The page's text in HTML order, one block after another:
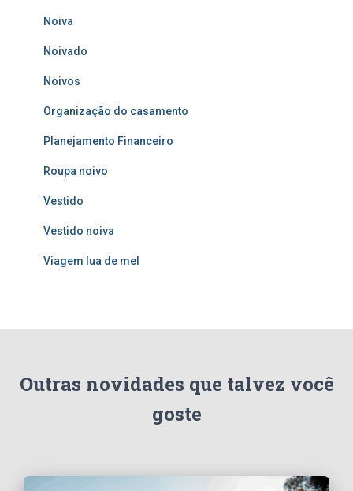
Noiva
Noivado
Noivos
Organização do casamento
Planejamento Financeiro
Roupa noivo
Vestido
Vestido noiva
Viagem lua de mel
Outras novidades que talvez você
goste